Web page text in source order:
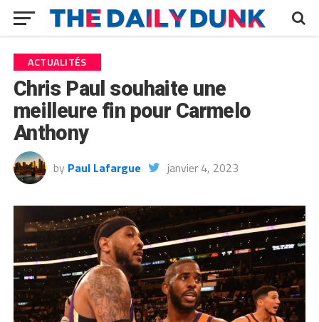
ACTUALITÉS
Chris Paul souhaite une
meilleure fin pour Carmelo
Anthony
by Paul Lafargue janvier 4, 2023